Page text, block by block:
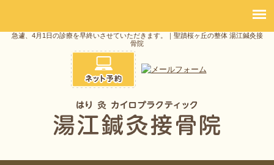
急遽、4月1日の診療を早終いさせていただきます。｜聖蹟桜ヶ丘の整体 湯江鍼灸接
骨院